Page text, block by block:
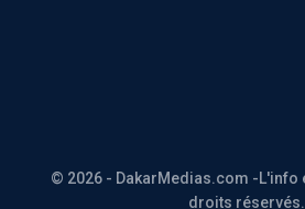
© 2026 - DakarMedias.com -L'info
droits réservés.